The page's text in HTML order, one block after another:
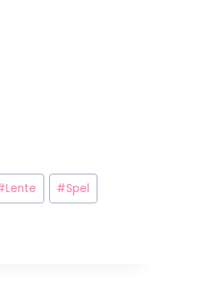
Lente #Spel